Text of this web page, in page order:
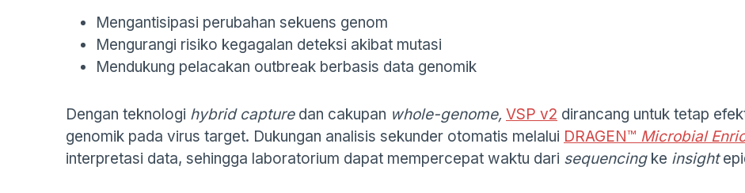
Mengantisipasi perubahan sekuens genom
Mengurangi risiko kegagalan deteksi akibat mutasi
Mendukung pelacakan outbreak berbasis data genomik
Dengan teknologi hybrid capture dan cakupan whole-genome, VSP v2 dirancang untuk tetap
genomik pada virus target. Dukungan analisis sekunder otomatis melalui DRAGEN™ Microbial
interpretasi data, sehingga laboratorium dapat mempercepat waktu dari sequencingke insight